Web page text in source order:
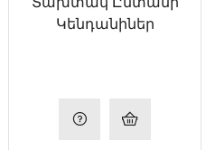
Կենդանիներ